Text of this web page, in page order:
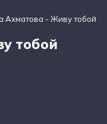
Ахматова - Живу тобой
тобой